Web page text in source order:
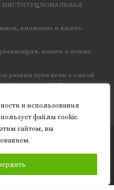
и использования
файлы cookie.
сайтом, вы
ИНСТИТУЦИОНАЛЬНАЯ
внимание и власть
власть и новые
разных пути вели к одной
объединил КЭД
– Все права защищены